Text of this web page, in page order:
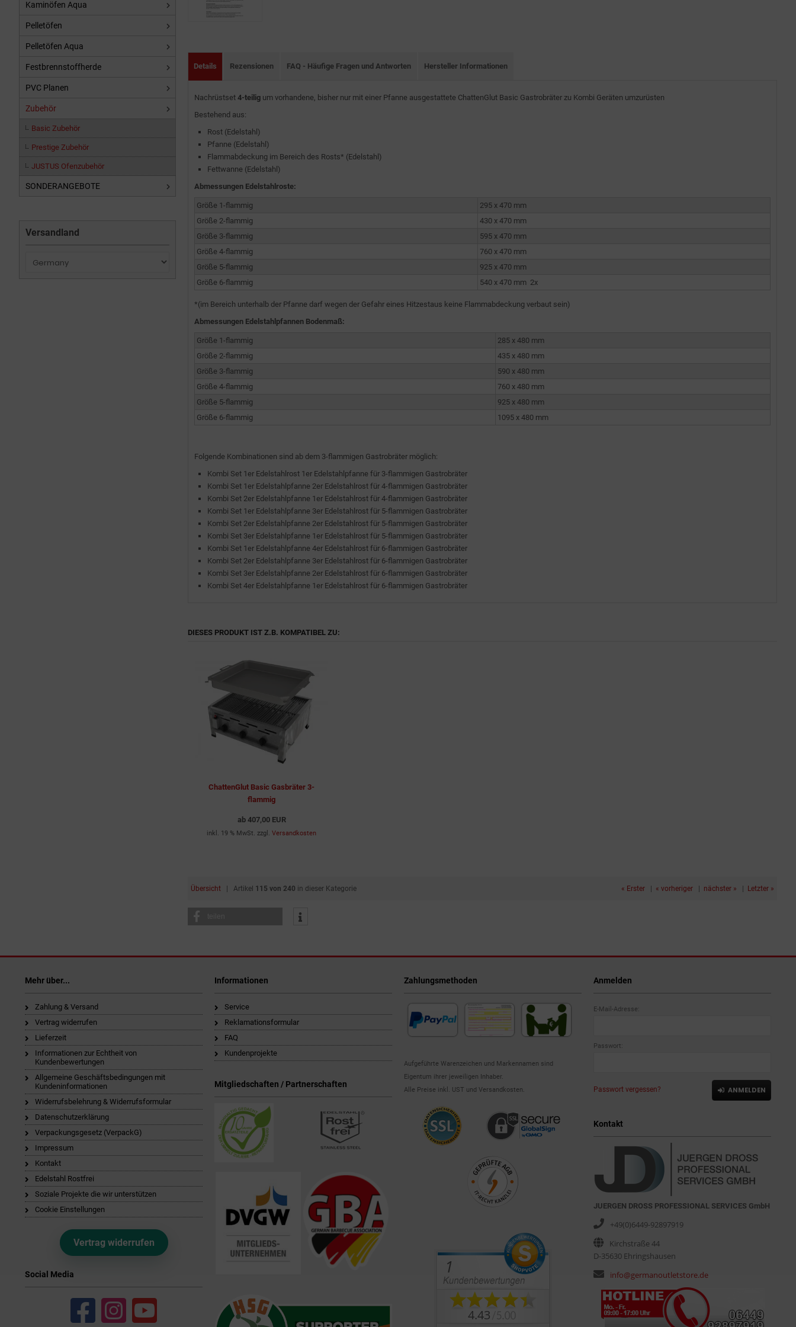
Details Rezensionen FAQ - Häufige Fragen und Antworten Hersteller Informationen
Nachrüstset 4-teilig um vorhandene, bisher nur mit einer Pfanne ausgestattete ChattenGlut Basic Gastrobräter zu Kombi Geräten umzurüsten
Bestehend aus:
Rost (Edelstahl)
Pfanne (Edelstahl)
Flammabdeckung im Bereich des Rosts* (Edelstahl)
Fettwanne (Edelstahl)
Abmessungen Edelstahlroste:
Größe 1-flammig
295 x 470 mm
Größe 2-flammig
430 x 470 mm
Größe 3-flammig
595 x 470 mm
Größe 4-flammig
760 x 470 mm
Größe 5-flammig
925 x 470 mm
Größe 6-flammig
540 x 470 mm 2x
*(im Bereich unterhalb der Pfanne darf wegen der Gefahr eines Hitzestaus keine Flammabdeckung verbaut sein)
Abmessungen Edelstahlpfannen Bodenmaß:
Größe 1-flammig
285 x 480 mm
Größe 2-flammig
435 x 480 mm
Größe 3-flammig
590 x 480 mm
Größe 4-flammig
760 x 480 mm
Größe 5-flammig
925 x 480 mm
Größe 6-flammig
1095 x 480 mm
Folgende Kombinationen sind ab dem 3-flammigen Gastrobräter möglich:
Kombi Set 1er Edelstahlrost 1er Edelstahlpfanne für 3-flammigen Gastrobräter
Kombi Set 1er Edelstahlpfanne 2er Edelstahlrost für 4-flammigen Gastrobräter
Kombi Set 2er Edelstahlpfanne 1er Edelstahlrost für 4-flammigen Gastrobräter
Kombi Set 1er Edelstahlpfanne 3er Edelstahlrost für 5-flammigen Gastrobräter
Kombi Set 2er Edelstahlpfanne 2er Edelstahlrost für 5-flammigen Gastrobräter
Kombi Set 3er Edelstahlpfanne 1er Edelstahlrost für 5-flammigen Gastrobräter
Kombi Set 1er Edelstahlpfanne 4er Edelstahlrost für 6-flammigen Gastrobräter
Kombi Set 2er Edelstahlpfanne 3er Edelstahlrost für 6-flammigen Gastrobräter
Kombi Set 3er Edelstahlpfanne 2er Edelstahlrost für 6-flammigen Gastrobräter
Kombi Set 4er Edelstahlpfanne 1er Edelstahlrost für 6-flammigen Gastrobräter
DIESES PRODUKT IST Z.B. KOMPATIBEL ZU:
ChattenGlut Basic Gasbräter 3-
flammig
ab 407,00 EUR
inkl. 19 % MwSt. zzgl. Versandkosten
Übersicht | Artikel 115 von 240 in dieser Kategorie « Erster | « vorheriger | nächster » | Letzter »
teilen
Kaminöfen Aqua
Pelletöfen
Pelletöfen Aqua
Festbrennstoffherde
PVC Planen
Zubehör
Basic Zubehör
Prestige Zubehör
JUSTUS Ofenzubehör
SONDERANGEBOTE
Versandland
Mehr über...
Zahlung & Versand
Vertrag widerrufen
Lieferzeit
Informationen zur Echtheit von
Kundenbewertungen
Allgemeine Geschäftsbedingungen mit
Kundeninformationen
Widerrufsbelehrung & Widerrufsformular
Datenschutzerklärung
Verpackungsgesetz (VerpackG)
Impressum
Kontakt
Edelstahl Rostfrei
Soziale Projekte die wir unterstützen
Cookie Einstellungen
Vertrag widerrufen
Social Media
Informationen
Service
Reklamationsformular
FAQ
Kundenprojekte
Mitgliedschaften / Partnerschaften
Zahlungsmethoden
Aufgeführte Warenzeichen und Markennamen sind
Eigentum ihrer jeweiligen Inhaber.
Alle Preise inkl. UST und Versandkosten.
Anmelden
E-Mail-Adresse:
Passwort:
Passwort vergessen? ANMELDEN
Kontakt
JUERGEN DROSS PROFESSIONAL SERVICES GmbH
+49(0)6449-92897919
Kirchstraße 44
D-35630 Ehringshausen
info@germanoutletstore.de